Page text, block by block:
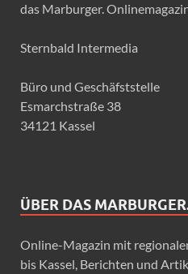
das Marburger.
Sternbald Intermedia
Büro und Geschäfststelle
Esmarchstraße 38
34121 Kassel
ÜBER DAS
Online-Magazin mit
bis Kassel, Berichten und